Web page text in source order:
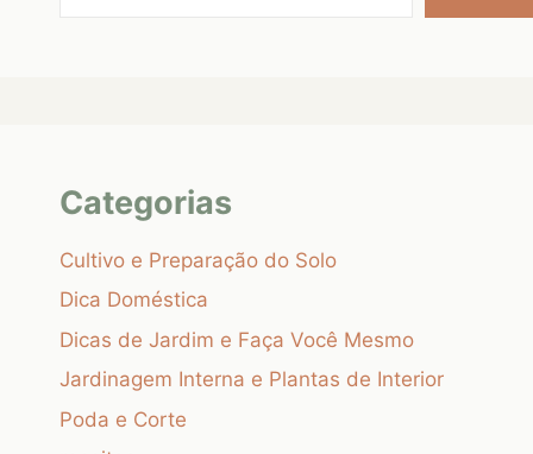
Categorias
Cultivo e Preparação do Solo
Dica Doméstica
Dicas de Jardim e Faça Você Mesmo
Jardinagem Interna e Plantas de Interior
Poda e Corte